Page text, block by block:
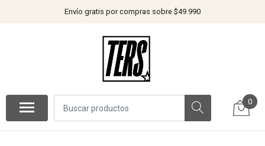
Envío gratis por compras sobre $49.990
0